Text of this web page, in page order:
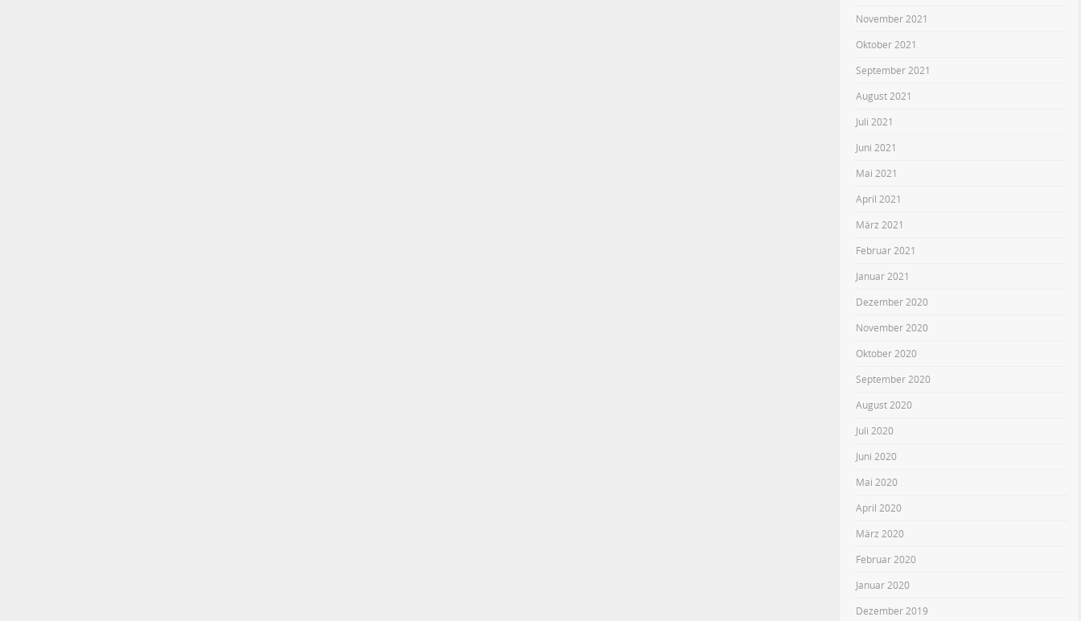
November 2021
Oktober 2021
September 2021
August 2021
Juli 2021
Juni 2021
Mai 2021
April 2021
März 2021
Februar 2021
Januar 2021
Dezember 2020
November 2020
Oktober 2020
September 2020
August 2020
Juli 2020
Juni 2020
Mai 2020
April 2020
März 2020
Februar 2020
Januar 2020
Dezember 2019